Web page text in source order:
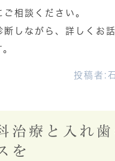
相談ください。
断しながら、詳しくお
投稿者:
治療と入れ歯
を